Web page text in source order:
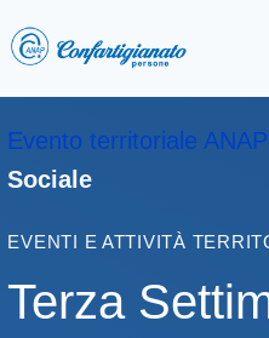
Evento territoriale ANAP
Sociale
EVENTI E ATTIVITÀ
Terza